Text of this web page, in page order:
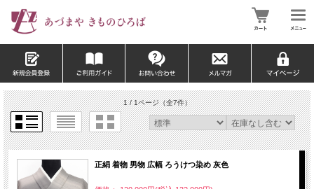
1 / 1ページ（全7件）
正絹 着物 男物 広幅 ろうけつ染め 灰色